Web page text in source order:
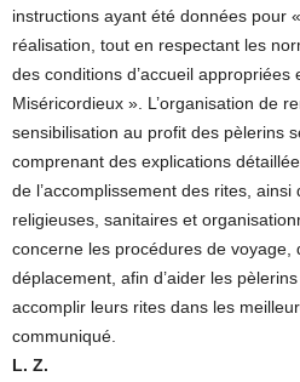
instructions ayant été données pour
réalisation, tout en respectant les
des conditions d’accueil appropriées
Miséricordieux ». L’organisation de
sensibilisation au profit des pèlerins
comprenant des explications
de l’accomplissement des rites,
religieuses, sanitaires et
concerne les procédures de voyage,
déplacement, afin d’aider les
accomplir leurs rites dans les
communiqué.
L. Z.